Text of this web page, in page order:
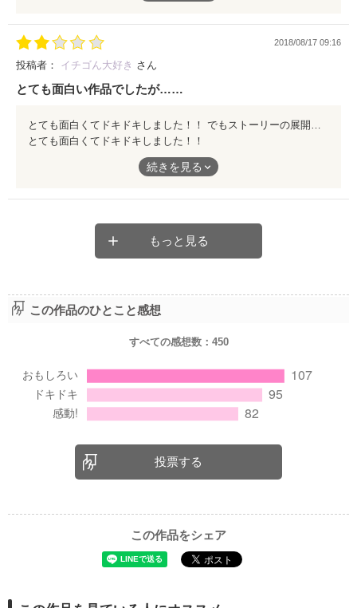
2018/08/17 09:16
投稿者： イチゴん大好き さん
とても面白い作品でしたが……
とても面白くてドキドキしました！！ でもストーリーの展開が速くて 「何でこうなったのかな？」とか「よく分からない？？」というところが多々ありました それに前半の方などが私の気に入ってる野いちごの本の内容に似ていてなんか嫌でした苦笑 今度小説を投稿する時はストーリーをわかりやすくとオリジナル作品にするともっと素敵な作品が出来ると思います！
とても面白くてドキドキしました！！
でもストーリーの展開が速くて
「何でこうなったのかな？」とか「よく分からない？？」という
ていてなんか嫌でした苦笑
今度小説を投稿する時はストーリーをわかりやすくとオリジナル
作品にするともっと素敵な作品が出来ると思います！
続きを見る
もっと見る
この作品のひとこと感想
すべての感想数： 450
投票する
この作品をシェア